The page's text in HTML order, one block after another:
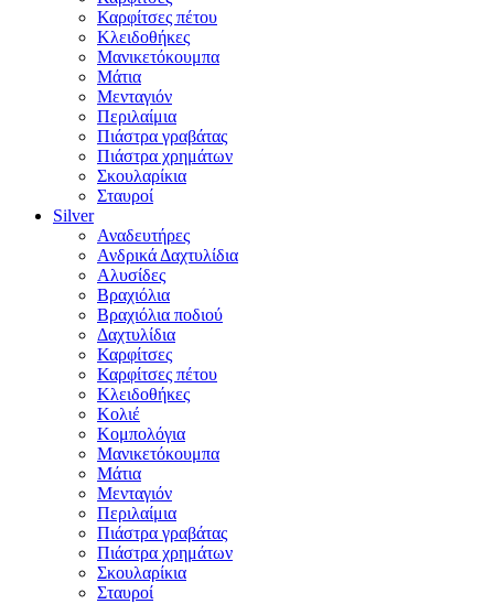
Καρφίτσες πέτου
Κλειδοθήκες
Μανικετόκουμπα
Μάτια
Μενταγιόν
Περιλαίμια
Πιάστρα γραβάτας
Πιάστρα χρημάτων
Σκουλαρίκια
Σταυροί
Silver
Αναδευτήρες
Ανδρικά Δαχτυλίδια
Αλυσίδες
Βραχιόλια
Βραχιόλια ποδιού
Δαχτυλίδια
Καρφίτσες
Καρφίτσες πέτου
Κλειδοθήκες
Κολιέ
Κομπολόγια
Μανικετόκουμπα
Μάτια
Μενταγιόν
Περιλαίμια
Πιάστρα γραβάτας
Πιάστρα χρημάτων
Σκουλαρίκια
Σταυροί